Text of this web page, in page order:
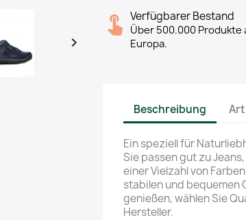

Verfügbarer Bestand
Über 500.000
Europa.
Beschreibung
Ein speziell für
Sie passen gut zu
einer Vielzahl von
stabilen und bequemen
genießen, wählen Sie
Hersteller.